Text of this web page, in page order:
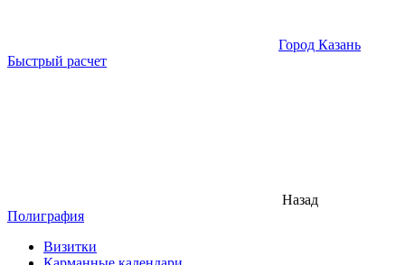
Город Казань
Быстрый расчет
Назад
Полиграфия
Визитки